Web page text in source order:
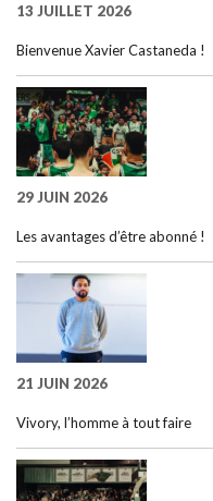
13 JUILLET 2026
Bienvenue Xavier Castaneda !
29 JUIN 2026
Les avantages d’être abonné !
21 JUIN 2026
Vivory, l’homme à tout faire